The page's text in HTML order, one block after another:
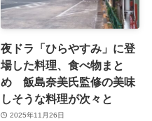
夜ドラ「ひらやすみ」に登
場した料理、食べ物まと
め 飯島奈美氏監修の美味
しそうな料理が次々と
2025年11月26日